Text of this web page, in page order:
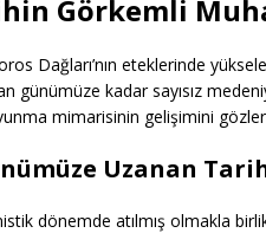
Görkemli
Dağları’nın eteklerinde
günümüze kadar sayısız
mimarisinin gelişimini
Uzanan
dönemde atılmış olmakla